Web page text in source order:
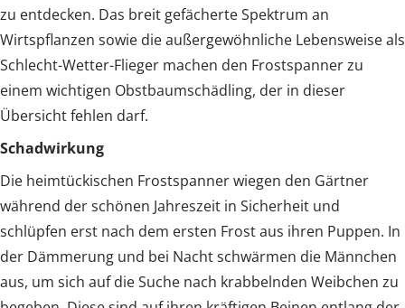
zu entdecken. Das breit gefächerte Spektrum an
Wirtspflanzen sowie die außergewöhnliche Lebensweise als
Schlecht-Wetter-Flieger machen den Frostspanner zu
einem wichtigen Obstbaumschädling, der in dieser
Übersicht fehlen darf.
Schadwirkung
Die heimtückischen Frostspanner wiegen den Gärtner
während der schönen Jahreszeit in Sicherheit und
schlüpfen erst nach dem ersten Frost aus ihren Puppen. In
der Dämmerung und bei Nacht schwärmen die Männchen
aus, um sich auf die Suche nach krabbelnden Weibchen zu